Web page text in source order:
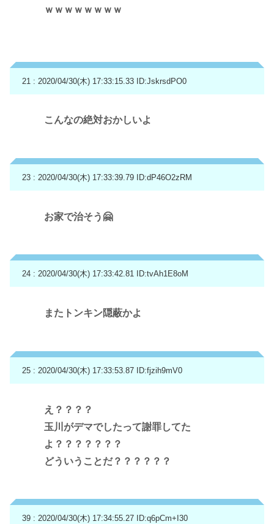
ｗｗｗｗｗｗｗｗ
21 : 2020/04/30(木) 17:33:15.33 ID:JskrsdPO0
こんなの絶対おかしいよ
23 : 2020/04/30(木) 17:33:39.79 ID:dP46O2zRM
お家で治そう🤗
24 : 2020/04/30(木) 17:33:42.81 ID:tvAh1E8oM
またトンキン隠蔽かよ
25 : 2020/04/30(木) 17:33:53.87 ID:fjzih9mV0
え？？？？
玉川がデマでしたって謝罪してた
よ？？？？？？？
どういうことだ？？？？？？
39 : 2020/04/30(木) 17:34:55.27 ID:q6pCm+I30